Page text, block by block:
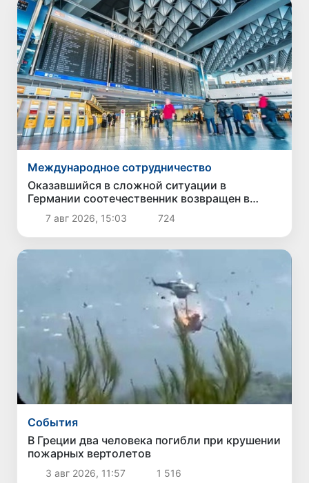
Международное сотрудничество
Оказавшийся в сложной ситуации в
Германии соотечественник возвращен в
Узбекистан
7 авг 2026, 15:03 724
Cобытия
В Греции два человека погибли при крушении
пожарных вертолетов
3 авг 2026, 11:57 1 516